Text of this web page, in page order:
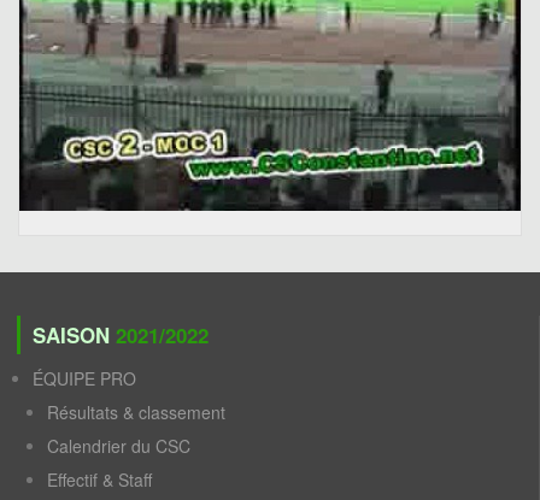
SAISON 2021/2022
ÉQUIPE PRO
Résultats & classement
Calendrier du CSC
Effectif & Staff